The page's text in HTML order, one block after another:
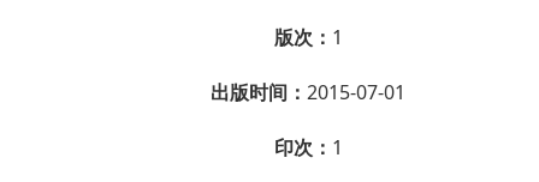
版次： 1
出版时间： 2015-07-01
印次： 1